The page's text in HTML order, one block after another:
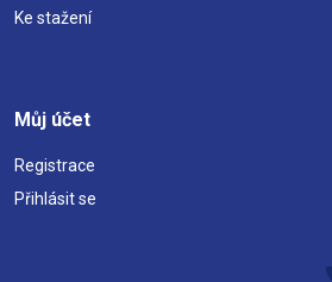
Ke stažení
Můj účet
Registrace
Přihlásit se